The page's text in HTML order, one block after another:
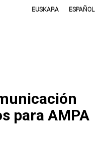
EUSKARA ESPAÑOL
para AMPA